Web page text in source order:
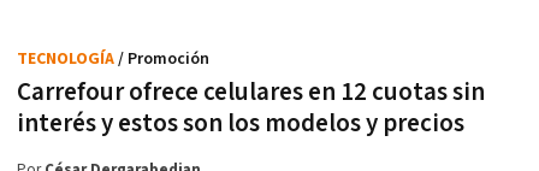
Carrefour ofrece celulares en 12 cuotas sin
interés y estos son los modelos y precios
TECNOLOGÍA/ Promoción